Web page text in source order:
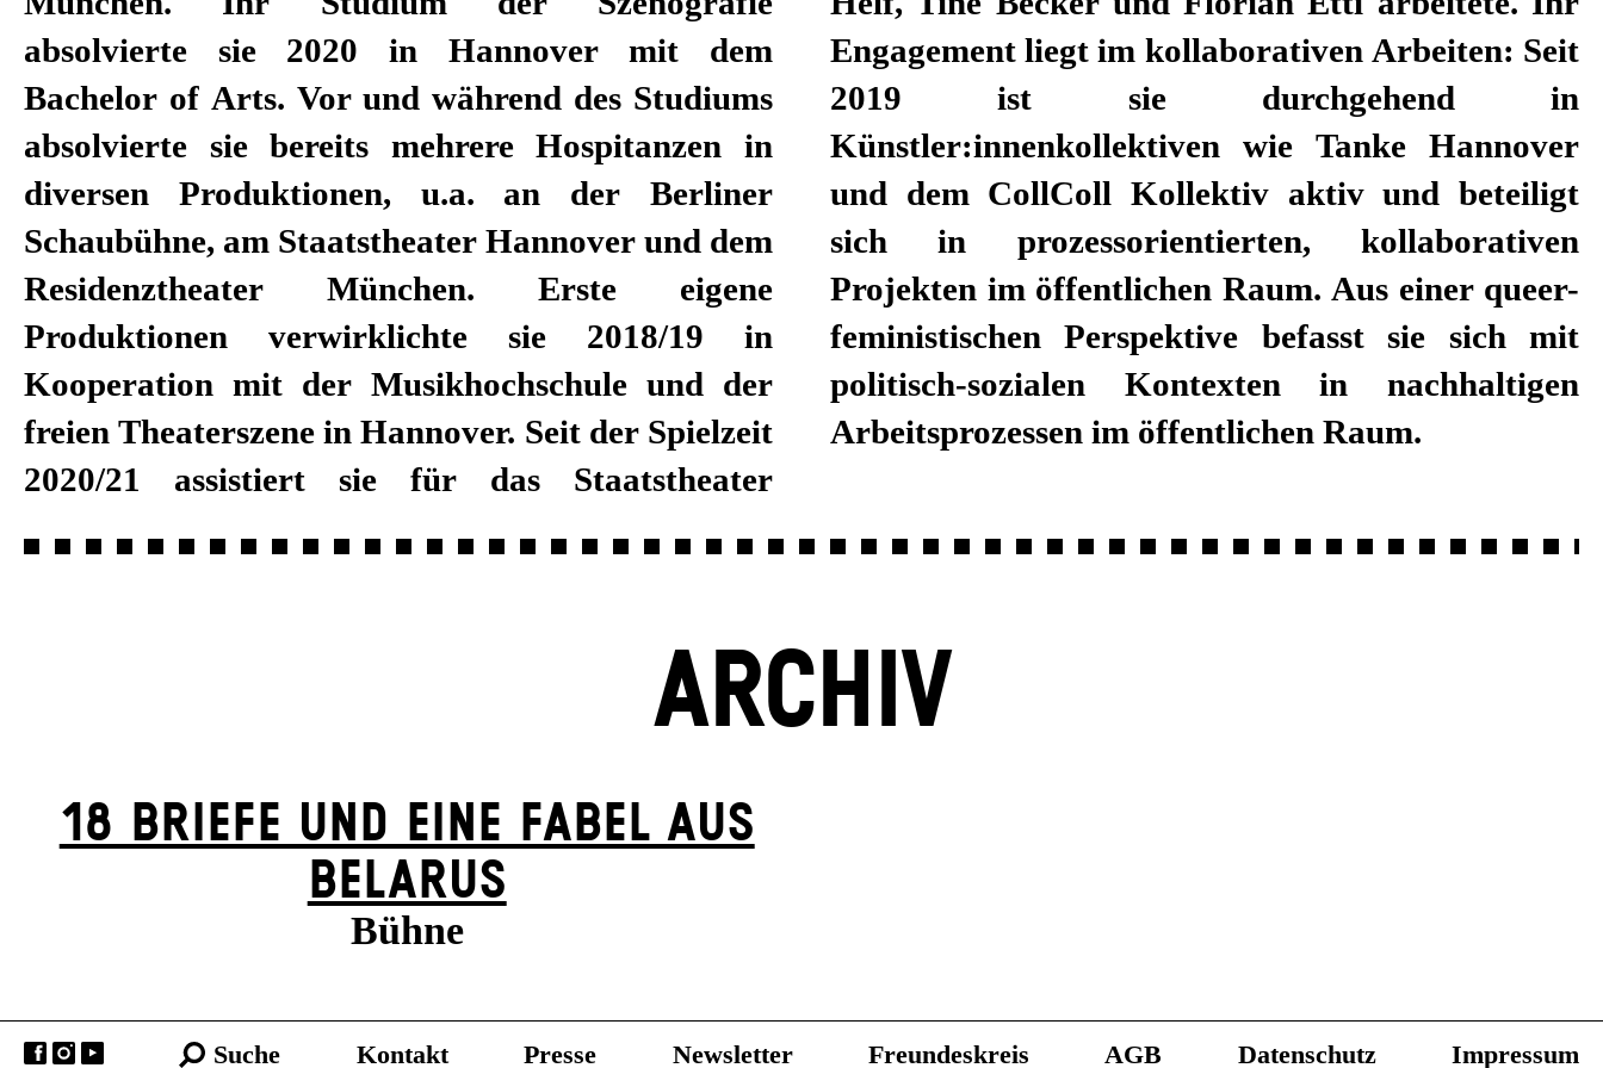
absolvierte sie 2020 in Hannover mit dem
Bachelor of Arts. Vor und während des Studiums
absolvierte sie bereits mehrere Hospitanzen in
diversen Produktionen, u.a. an der Berliner
Schaubühne, am Staatstheater Hannover und dem
Residenztheater München. Erste eigene
Produktionen verwirklichte sie 2018/19 in
Kooperation mit der Musikhochschule und der
freien Theaterszene in Hannover. Seit der Spielzeit
2020/21 assistiert sie für das Staatstheater
Engagement liegt im kollaborativen Arbeiten: Seit
2019 ist sie durchgehend in
Künstler:innenkollektiven wie Tanke Hannover
und dem CollColl Kollektiv aktiv und beteiligt
sich in prozessorientierten, kollaborativen
Projekten im öffentlichen Raum. Aus einer queer-
feministischen Perspektive befasst sie sich mit
politisch-sozialen Kontexten in nachhaltigen
Arbeitsprozessen im öffentlichen Raum.
ARCHIV
18 BRIEFE UND EINE FABEL AUS
BELARUS
Bühne
Suche Kontakt Presse Newsletter Freundeskreis AGB Datenschutz Impressum